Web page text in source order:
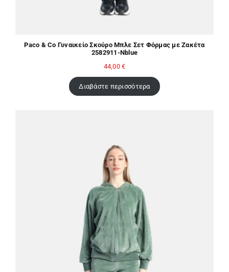
Paco & Co Γυναικείο Σκούρο Μπλε Σετ Φόρμας με Ζακέτα
2582911-Nblue
44,00€
Διαβάστε περισσότερα